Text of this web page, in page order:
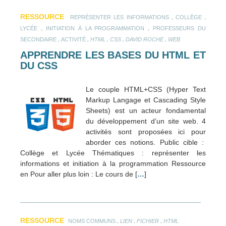
RESSOURCE REPRÉSENTER LES INFORMATIONS. COLLÈGE.
LYCÉE INITIATION À LA PROGRAMMATION
PROFESSEURS DU
SECONDAIRE
ACTIVITÉ HTML CSS DAVID ROCHE. WEB
APPRENDRE LES BASES DU HTML ET
DU CSS
Le couple HTML+CSS (Hyper Text
Markup Langage et Cascading Style
Sheets) est un acteur fondamental
du développement d’un site web. 4
activités sont proposées ici pour
aborder ces notions. Public cible :
Collège et Lycée Thématiques : représenter les
informations et initiation à la programmation Ressource
en Pour aller plus loin : Le cours de […]
RESSOURCE NOMS COMMUNS LIEN FICHIER HTML